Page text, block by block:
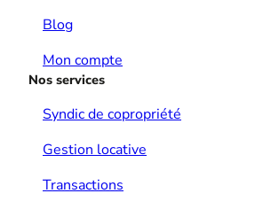
Blog
Mon compte
Nos services
Syndic de copropriété
Gestion locative
Transactions